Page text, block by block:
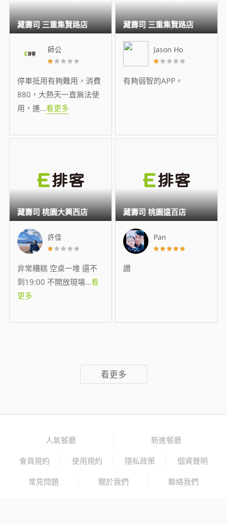
師公
停車抵用有夠難用，消費
880，大熱天一直無法使
用，連...看更多
藏壽司 三重集賢路店
Jason Ho
有夠弱智的APP。
藏壽司 三重集賢路店
許佳
非常糟糕 空桌一堆 還不
到19:00 不開放現場...看
更多
藏壽司 桃園大興西店
Pan
讚
藏壽司 桃園遠百店
看更多
人氣餐廳 新進餐廳
會員規約 使用規約 隱私政策 個資聲明
常見問題 關於我們 聯絡我們